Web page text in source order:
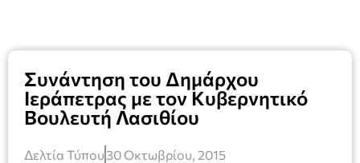
Συνάντηση του Δημάρχου
Ιεράπετρας με τον Κυβερνητικό
Βουλευτή Λασιθίου
Δελτία Τύπου 30 Οκτωβρίου, 2015